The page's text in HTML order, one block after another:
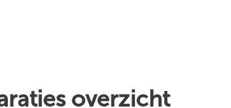
overzicht